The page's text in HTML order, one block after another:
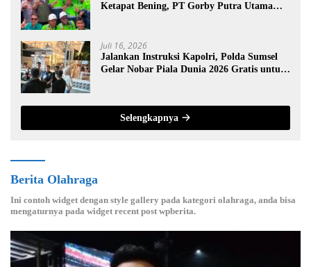
Ketapat Bening, PT Gorby Putra Utama
Juli 16, 2026
Jalankan Instruksi Kapolri, Polda Sumsel
Gelar Nobar Piala Dunia 2026 Gratis untuk
Selengkapnya
Berita Olahraga
Ini contoh widget dengan style gallery pada kategori olahraga, anda bisa
mengaturnya pada widget recent post wpberita.